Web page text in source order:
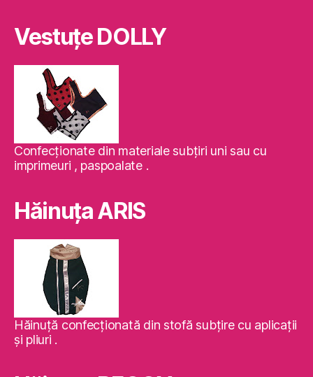
Vestuţe DOLLY
Confecţionate din materiale subţiri uni sau cu
imprimeuri , paspoalate .
Hăinuţa ARIS
Hăinuţă confecţionată din stofă subţire cu aplicaţii
şi pliuri .